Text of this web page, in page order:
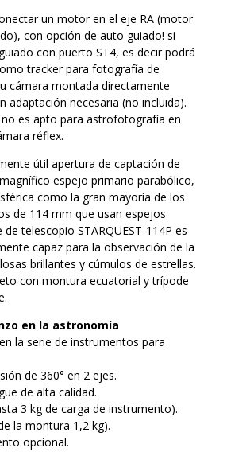
un motor en el eje RA (motor
con opción de auto guiado! si
con puerto ST4, es decir podrá
tracker para fotografía de
cámara montada directamente
adaptación necesaria (no incluida).
es apto para astrofotografía en
réflex.
útil apertura de captación de
espejo primario parabólico,
como la gran mayoría de los
de 114 mm que usan espejos
telescopio STARQUEST-114P es
capaz para la observación de la
brillantes y cúmulos de estrellas.
con montura ecuatorial y trípode
en la astronomía
la serie de instrumentos para
de 360° en 2 ejes.
de alta calidad.
3 kg de carga de instrumento).
la montura 1,2 kg).
opcional.